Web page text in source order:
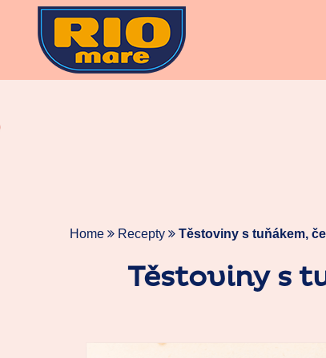
content
Home Recepty Těstoviny s tuňákem,
Těstoviny s